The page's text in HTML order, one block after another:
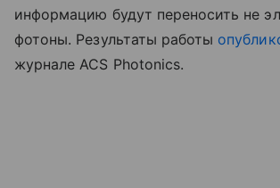
информацию будут переносить не
фотоны. Результаты работы
журнале ACS Photonics.